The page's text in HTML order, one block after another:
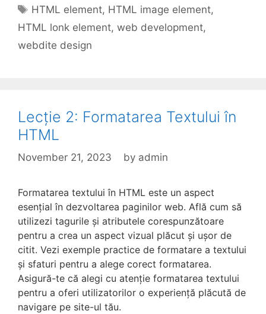
Tags
HTML element, HTML image element,
HTML lonk element, web development,
webdite design
Lecție 2: Formatarea Textului în
HTML
November 21, 2023 by admin
Formatarea textului în HTML este un aspect
esențial în dezvoltarea paginilor web. Află cum să
utilizezi tagurile și atributele corespunzătoare
pentru a crea un aspect vizual plăcut și ușor de
citit. Vezi exemple practice de formatare a textului
și sfaturi pentru a alege corect formatarea.
Asigură-te că alegi cu atenție formatarea textului
pentru a oferi utilizatorilor o experiență plăcută de
navigare pe site-ul tău.